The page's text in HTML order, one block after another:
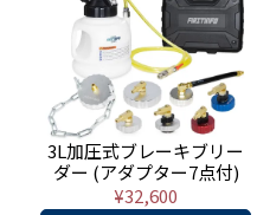
3L加圧式ブレーキブリー
ダー (アダプター7点付)
¥32,600